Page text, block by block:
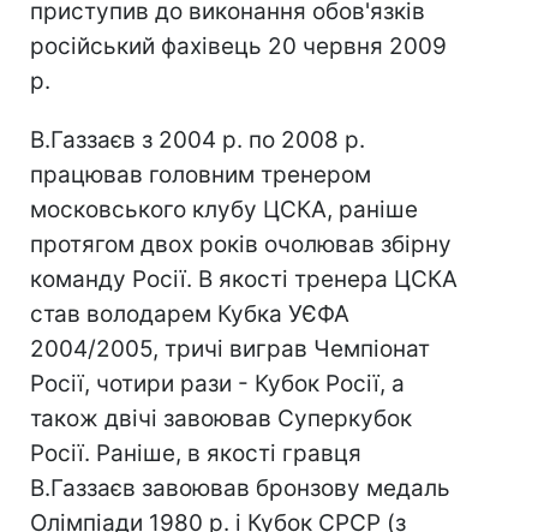
приступив до виконання обов'язків
російський фахівець 20 червня 2009
р.
В.Газзаєв з 2004 р. по 2008 р.
працював головним тренером
московського клубу ЦСКА, раніше
протягом двох років очолював збірну
команду Росії. В якості тренера ЦСКА
став володарем Кубка УЄФА
2004/2005, тричі виграв Чемпіонат
Росії, чотири рази - Кубок Росії, а
також двічі завоював Суперкубок
Росії. Раніше, в якості гравця
В.Газзаєв завоював бронзову медаль
Олімпіади 1980 р. і Кубок СРСР (з